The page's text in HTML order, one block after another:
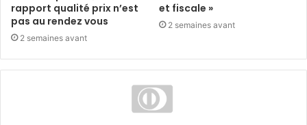
rapport qualité prix n’est
pas au rendez vous
2 semaines avant
et fiscale »
2 semaines avant